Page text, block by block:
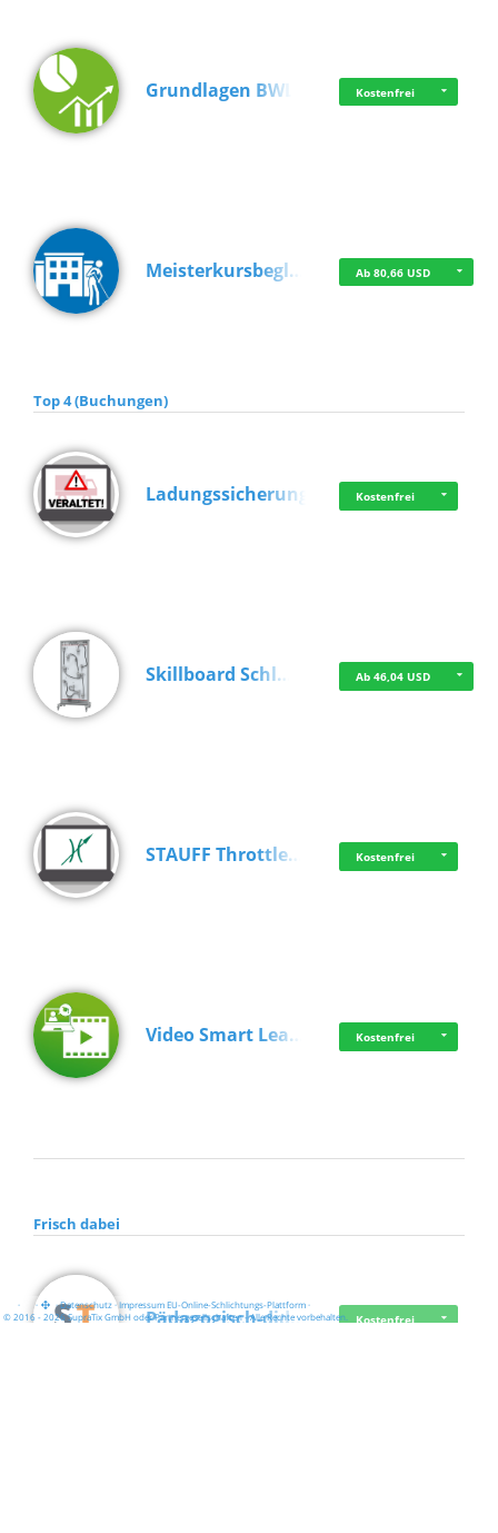
Grundlagen BWL Kostenfrei
Meisterkursbegl… Ab 80,66 USD
Top 4 (Buchungen)
Ladungssicherung Kostenfrei
Skillboard Schl… Ab 46,04 USD
STAUFF Throttle… Kostenfrei
Video Smart Lea… Kostenfrei
Frisch dabei
Pädagogisch-did… Kostenfrei
· · ·Datenschutz·Impressum EU-Online-Schlichtungs-Plattform·
© 2016 - 2026 SupraTix GmbH oder Partnergesellschaften - Alle Rechte vorbehalten.